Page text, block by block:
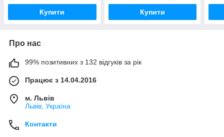
Купити Купити
Про нас
99% позитивних з 132 відгуків за рік
Працює з 14.04.2016
м. Львів
Львів, Україна
Контакти